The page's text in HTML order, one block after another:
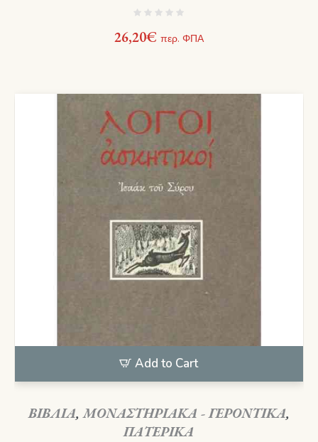
26,20€ περ. ΦΠΑ
Add to Cart
ΒΙΒΛΙΑ,ΜΟΝΑΣΤΗΡΙΑΚΑ - ΓΕΡΟΝΤΙΚΑ,
ΠΑΤΕΡΙΚΑ